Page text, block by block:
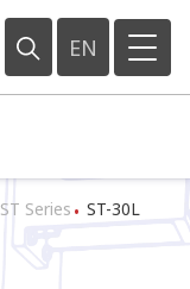
EN
ST Series • ST-30L